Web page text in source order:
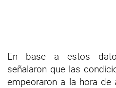
En base a estos
señalaron que las
empeoraron a la hora de